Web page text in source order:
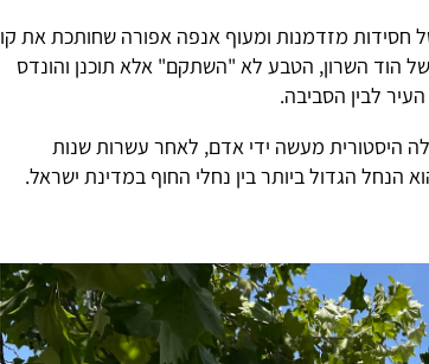
חסידות מזדמנות ומעוף אנפה אפורה שחותכת את קו
הוד השרון, הטבע לא "השתקם" אלא תוכנן והונדס
לבין הסביבה.
היסטורית מעשה ידי אדם, לאחר עשרות שנות
הנחל הגדול ביותר בין נחלי החוף במדינת ישראל.